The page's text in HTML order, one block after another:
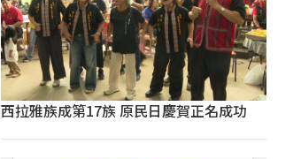
西拉雅族成第17族 原民日慶賀正名成功